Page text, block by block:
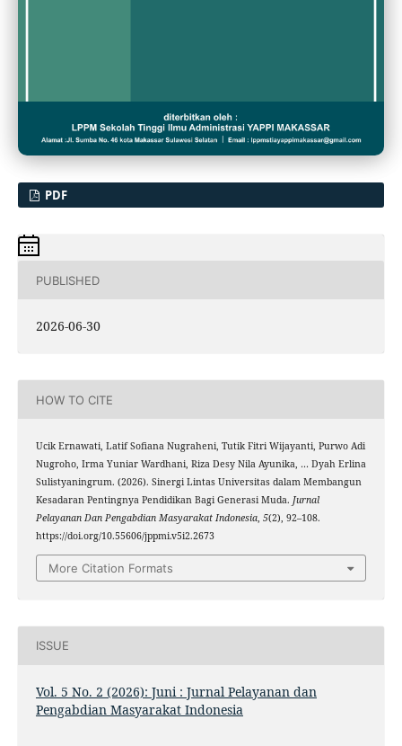
PDF
PUBLISHED
2026-06-30
HOW TO CITE
Ucik Ernawati, Latif Sofiana Nugraheni, Tutik Fitri Wijayanti, Purwo Adi
Nugroho, Irma Yuniar Wardhani, Riza Desy Nila Ayunika, … Dyah Erlina
Sulistyaningrum. (2026). Sinergi Lintas Universitas dalam Membangun
Kesadaran Pentingnya Pendidikan Bagi Generasi Muda. Jurnal
Pelayanan Dan Pengabdian Masyarakat Indonesia, 5(2), 92–108.
https://doi.org/10.55606/jppmi.v5i2.2673
More Citation Formats
ISSUE
Vol. 5 No. 2 (2026): Juni : Jurnal Pelayanan dan
Pengabdian Masyarakat Indonesia